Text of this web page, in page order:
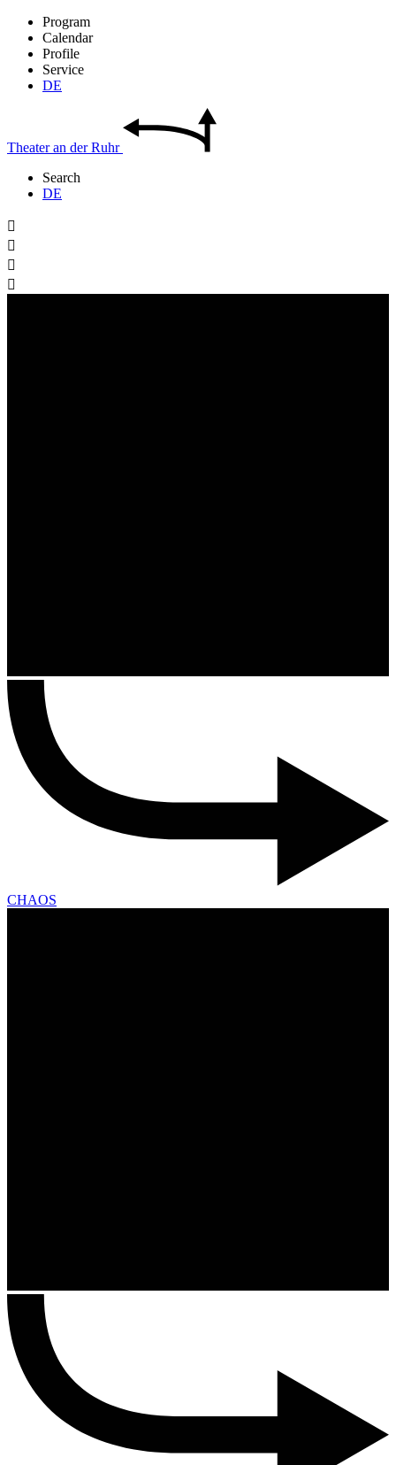
Program
Calendar
Profile
Service
DE
Theateran derRuhr
Search
DE




CHAOS